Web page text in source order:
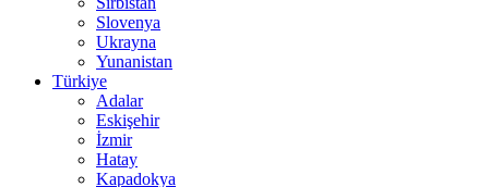
Slovenya
Ukrayna
Yunanistan
Türkiye
Adalar
Eskişehir
İzmir
Hatay
Kapadokya